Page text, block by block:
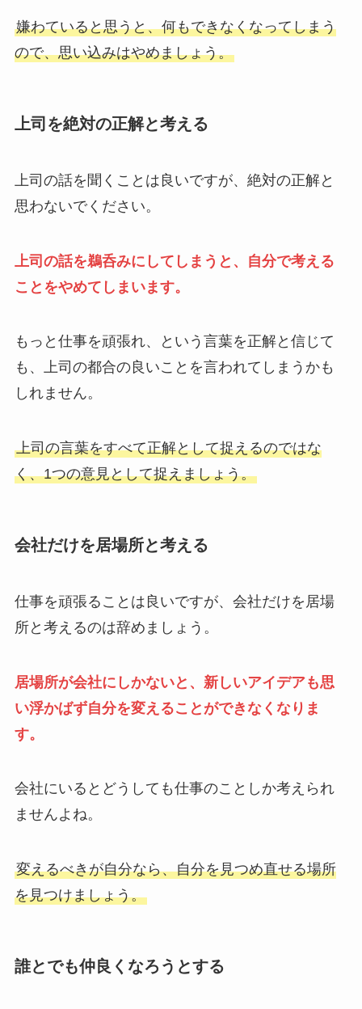
嫌わていると思うと、何もできなくなってしまう
ので、思い込みはやめましょう。
上司を絶対の正解と考える
上司の話を聞くことは良いですが、絶対の正解と
思わないでください。
上司の話を鵜呑みにしてしまうと、自分で考える
ことをやめてしまいます。
もっと仕事を頑張れ、という言葉を正解と信じて
も、上司の都合の良いことを言われてしまうかも
しれません。
上司の言葉をすべて正解として捉えるのではな
く、1つの意見として捉えましょう。
会社だけを居場所と考える
仕事を頑張ることは良いですが、会社だけを居場
所と考えるのは辞めましょう。
居場所が会社にしかないと、新しいアイデアも思
い浮かばず自分を変えることができなくなりま
す。
会社にいるとどうしても仕事のことしか考えられ
ませんよね。
変えるべきが自分なら、自分を見つめ直せる場所
を見つけましょう。
誰とでも仲良くなろうとする